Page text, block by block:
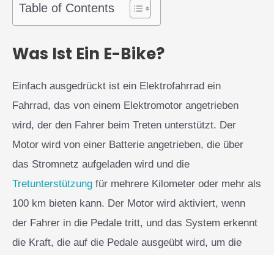
Table of Contents
Was Ist Ein E-Bike?
Einfach ausgedrückt ist ein Elektrofahrrad ein
Fahrrad, das von einem Elektromotor angetrieben
wird, der den Fahrer beim Treten unterstützt. Der
Motor wird von einer Batterie angetrieben, die über
das Stromnetz aufgeladen wird und die
Tretunterstützung für mehrere Kilometer oder mehr als
100 km bieten kann. Der Motor wird aktiviert, wenn
der Fahrer in die Pedale tritt, und das System erkennt
die Kraft, die auf die Pedale ausgeübt wird, um die